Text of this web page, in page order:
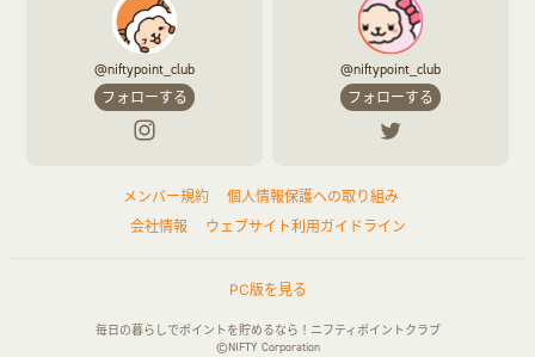
@niftypoint_club
フォローする
@niftypoint_club
フォローする
メンバー規約
個人情報保護への取り組み
会社情報
ウェブサイト利用ガイドライン
PC版を見る
毎日の暮らしでポイントを貯めるなら！ニフティポイントクラブ
©NIFTY Corporation